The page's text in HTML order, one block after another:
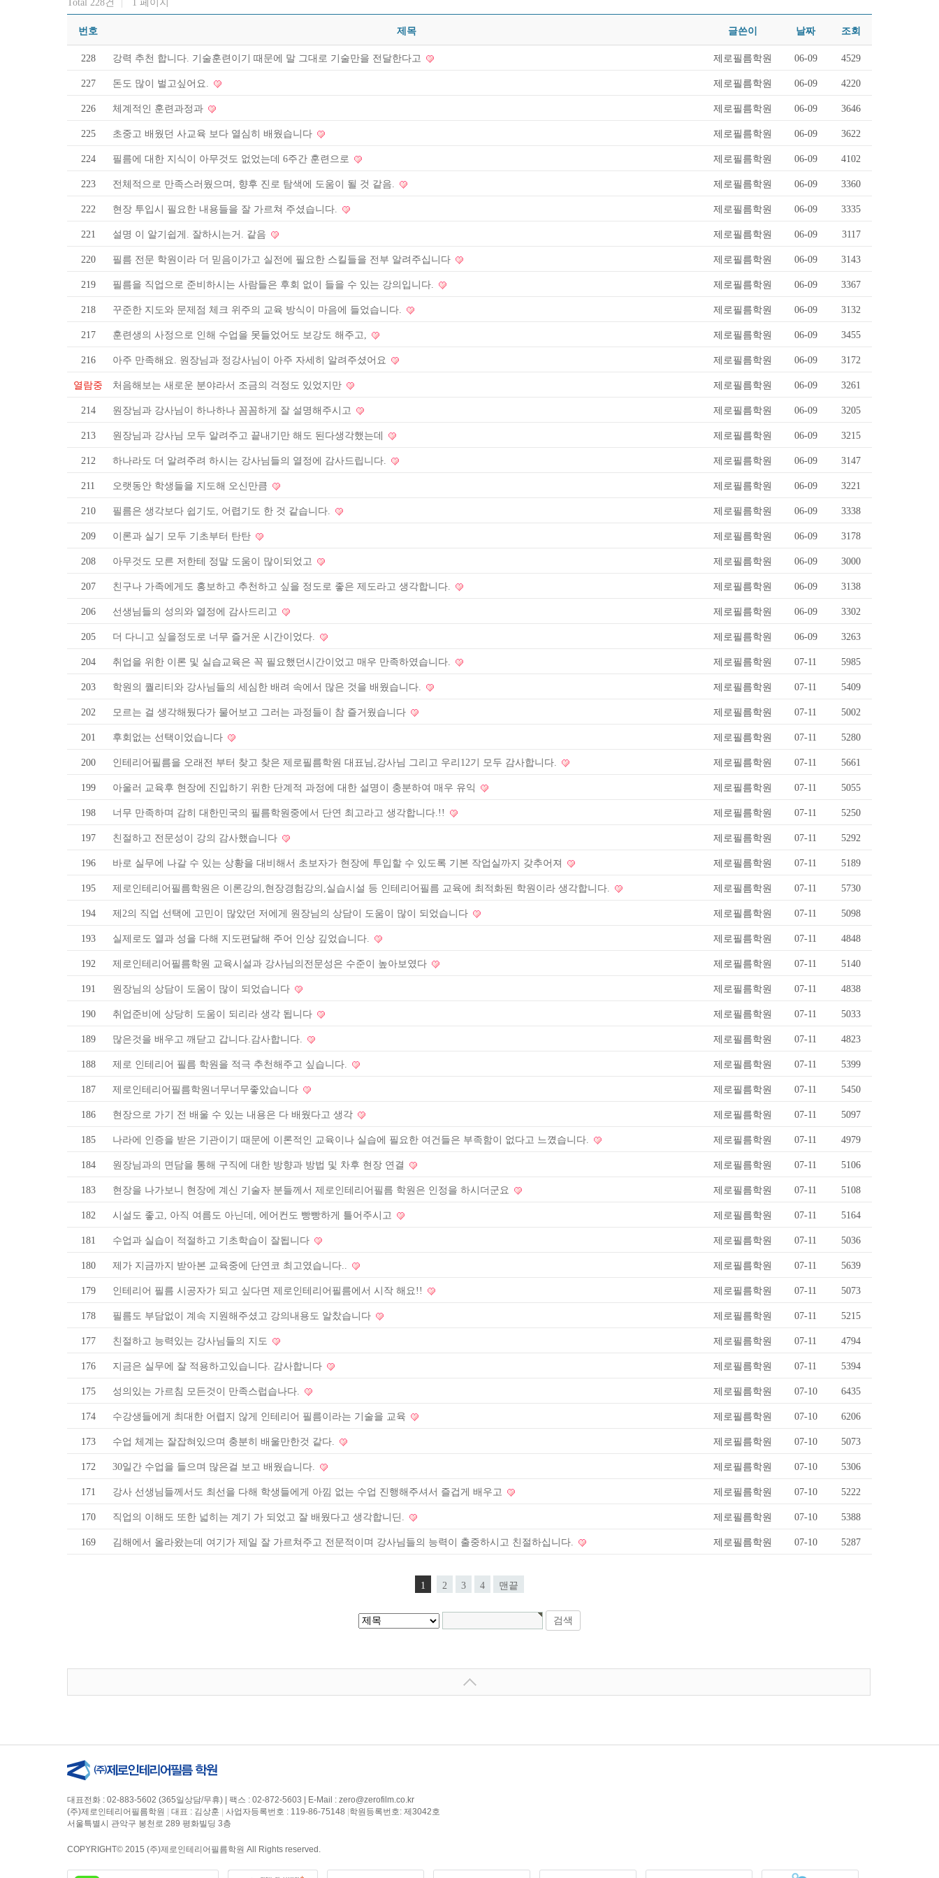
Total 228건 1 페이지
번호 제목 글쓴이 날짜 조회
228 강력 추천 합니다. 기술훈련이기 때문에 말 그대로 기술만을 전달한다고 제로필름학원 06-09 4529
227 돈도 많이 벌고싶어요. 제로필름학원 06-09 4220
226 체계적인 훈련과정과 제로필름학원 06-09 3646
225 초중고 배웠던 사교육 보다 열심히 배웠습니다 제로필름학원 06-09 3622
224 필름에 대한 지식이 아무것도 없었는데 6주간 훈련으로 제로필름학원 06-09 4102
223 전체적으로 만족스러웠으며, 향후 진로 탐색에 도움이 될 것 같음. 제로필름학원 06-09 3360
222 현장 투입시 필요한 내용들을 잘 가르쳐 주셨습니다. 제로필름학원 06-09 3335
221 설명 이 알기쉽게. 잘하시는거. 같음 제로필름학원 06-09 3117
220 필름 전문 학원이라 더 믿음이가고 실전에 필요한 스킬들을 전부 알려주십니다 제로필름학원 06-09 3143
219 필름을 직업으로 준비하시는 사람들은 후회 없이 들을 수 있는 강의입니다. 제로필름학원 06-09 3367
218 꾸준한 지도와 문제점 체크 위주의 교육 방식이 마음에 들었습니다. 제로필름학원 06-09 3132
217 훈련생의 사정으로 인해 수업을 못들었어도 보강도 해주고, 제로필름학원 06-09 3455
216 아주 만족해요. 원장님과 정강사님이 아주 자세히 알려주셨어요 제로필름학원 06-09 3172
열람중 처음해보는 새로운 분야라서 조금의 걱정도 있었지만 제로필름학원 06-09 3261
214 원장님과 강사님이 하나하나 꼼꼼하게 잘 설명해주시고 제로필름학원 06-09 3205
213 원장님과 강사님 모두 알려주고 끝내기만 해도 된다생각했는데 제로필름학원 06-09 3215
212 하나라도 더 알려주려 하시는 강사님들의 열정에 감사드립니다. 제로필름학원 06-09 3147
211 오랫동안 학생들을 지도해 오신만큼 제로필름학원 06-09 3221
210 필름은 생각보다 쉽기도, 어렵기도 한 것 같습니다. 제로필름학원 06-09 3338
209 이론과 실기 모두 기초부터 탄탄 제로필름학원 06-09 3178
208 아무것도 모른 저한테 정말 도움이 많이되었고 제로필름학원 06-09 3000
207 친구나 가족에게도 홍보하고 추천하고 싶을 정도로 좋은 제도라고 생각합니다. 제로필름학원 06-09 3138
206 선생님들의 성의와 열정에 감사드리고 제로필름학원 06-09 3302
205 더 다니고 싶을정도로 너무 즐거운 시간이었다. 제로필름학원 06-09 3263
204 취업을 위한 이론 및 실습교육은 꼭 필요했던시간이었고 매우 만족하였습니다. 제로필름학원 07-11 5985
203 학원의 퀄리티와 강사님들의 세심한 배려 속에서 많은 것을 배웠습니다. 제로필름학원 07-11 5409
202 모르는 걸 생각해뒀다가 물어보고 그러는 과정들이 참 즐거웠습니다 제로필름학원 07-11 5002
201 후회없는 선택이었습니다 제로필름학원 07-11 5280
200 인테리어필름을 오래전 부터 찾고 찾은 제로필름학원 대표님,강사님 그리고 우리12기 모두 감사합니다. 제로필름학원 07-11 5661
199 아울러 교육후 현장에 진입하기 위한 단계적 과정에 대한 설명이 충분하여 매우 유익 제로필름학원 07-11 5055
198 너무 만족하며 감히 대한민국의 필름학원중에서 단연 최고라고 생각합니다.!! 제로필름학원 07-11 5250
197 친절하고 전문성이 강의 감사했습니다 제로필름학원 07-11 5292
196 바로 실무에 나갈 수 있는 상황을 대비해서 초보자가 현장에 투입할 수 있도록 기본 작업실까지 갖추어져 제로필름학원 07-11 5189
195 제로인테리어필름학원은 이론강의,현장경험강의,실습시설 등 인테리어필름 교육에 최적화된 학원이라 생각합니다. 제로필름학원 07-11 5730
194 제2의 직업 선택에 고민이 많았던 저에게 원장님의 상담이 도움이 많이 되었습니다 제로필름학원 07-11 5098
193 실제로도 열과 성을 다해 지도편달해 주어 인상 깊었습니다. 제로필름학원 07-11 4848
192 제로인테리어필름학원 교육시설과 강사님의전문성은 수준이 높아보였다 제로필름학원 07-11 5140
191 원장님의 상담이 도움이 많이 되었습니다 제로필름학원 07-11 4838
190 취업준비에 상당히 도움이 되리라 생각 됩니다​ 제로필름학원 07-11 5033
189 많은것을 배우고 깨닫고 갑니다.감사합니다. 제로필름학원 07-11 4823
188 제로 인테리어 필름 학원을 적극 추천해주고 싶습니다.​ 제로필름학원 07-11 5399
187 제로인테리어필름학원너무너무좋았습니다​ 제로필름학원 07-11 5450
186 현장으로 가기 전 배울 수 있는 내용은 다 배웠다고 생각 제로필름학원 07-11 5097
185 나라에 인증을 받은 기관이기 때문에 이론적인 교육이나 실습에 필요한 여건들은 부족함이 없다고 느꼈습니다. 제로필름학원 07-11 4979
184 원장님과의 면담을 통해 구직에 대한 방향과 방법 및 차후 현장 연결 제로필름학원 07-11 5106
183 현장을 나가보니 현장에 계신 기술자 분들께서 제로인테리어필름 학원은 인정을 하시더군요 제로필름학원 07-11 5108
182 시설도 좋고, 아직 여름도 아닌데, 에어컨도 빵빵하게 틀어주시고 제로필름학원 07-11 5164
181 수업과 실습이 적절하고 기초학습이 잘됩니다 제로필름학원 07-11 5036
180 제가 지금까지 받아본 교육중에 단연코 최고였습니다.. 제로필름학원 07-11 5639
179 인테리어 필름 시공자가 되고 싶다면 제로인테리어필름에서 시작 해요!! 제로필름학원 07-11 5073
178 필름도 부담없이 계속 지원해주셨고 강의내용도 알찼습니다 제로필름학원 07-11 5215
177 친절하고 능력있는 강사님들의 지도 제로필름학원 07-11 4794
176 지금은 실무에 잘 적용하고있습니다. 감사합니다​ 제로필름학원 07-11 5394
175 성의있는 가르침 모든것이 만족스럽습나다. 제로필름학원 07-10 6435
174 수강생들에게 최대한 어렵지 않게 인테리어 필름이라는 기술을 교육 제로필름학원 07-10 6206
173 수업 체계는 잘잡혀있으며 충분히 배울만한것 같다. 제로필름학원 07-10 5073
172 30일간 수업을 들으며 많은걸 보고 배웠습니다. 제로필름학원 07-10 5306
171 강사 선생님들께서도 최선을 다해 학생들에게 아낌 없는 수업 진행해주셔서 즐겁게 배우고 제로필름학원 07-10 5222
170 직업의 이해도 또한 넓히는 계기 가 되었고 잘 배웠다고 생각합니딘.​ 제로필름학원 07-10 5388
169 김해에서 올라왔는데 여기가 제일 잘 가르쳐주고 전문적이며 강사님들의 능력이 출중하시고 친절하십니다. 제로필름학원 07-10 5287
1 2 3 4 맨끝
대표전화 : 02-883-5602 (365일상담/무휴) | 팩스 : 02-872-5603 | E-Mail : zero@zerofilm.co.kr
(주)제로인테리어필름학원
대표 : 김상훈 사업자등록번호 : 119-86-75148 학원등록번호: 제3042호
서울특별시 관악구 봉천로 289 평화빌딩 3층
COPYRIGHT© 2015 (주)제로인테리어필름학원 All Rights reserved.